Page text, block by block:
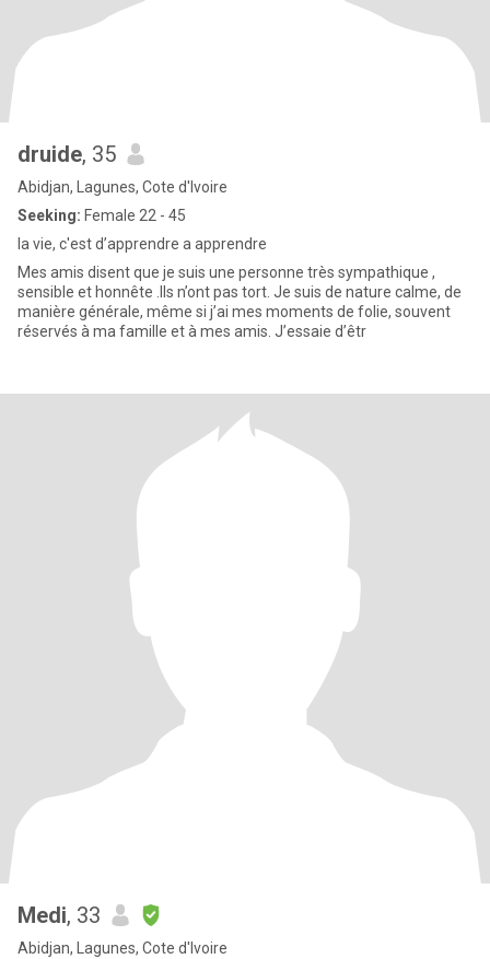
druide, 35
Abidjan, Lagunes, Cote d'Ivoire
Seeking: Female 22 - 45
la vie, c'est d’apprendre a apprendre
Mes amis disent que je suis une personne très sympathique ,
sensible et honnête .Ils n’ont pas tort. Je suis de nature calme, de
manière générale, même si j’ai mes moments de folie, souvent
réservés à ma famille et à mes amis. J’essaie d’êtr
Medi, 33
Abidjan, Lagunes, Cote d'Ivoire